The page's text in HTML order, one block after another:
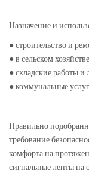
Назначение и
● строительство и
● в сельском
● складские работы и
● коммунальные
Правильно
требование
комфорта на
сигнальные ленты на